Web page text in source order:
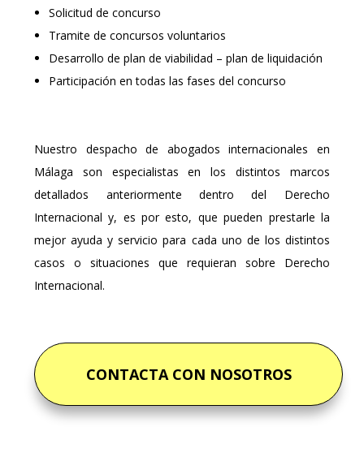
Solicitud de concurso
Tramite de concursos voluntarios
Desarrollo de plan de viabilidad – plan de liquidación
Participación en todas las fases del concurso
Nuestro despacho de abogados internacionales en
Málaga son especialistas en los distintos marcos
detallados anteriormente dentro del Derecho
Internacional y, es por esto, que pueden prestarle la
mejor ayuda y servicio para cada uno de los distintos
casos o situaciones que requieran sobre Derecho
Internacional.
CONTACTA CON NOSOTROS